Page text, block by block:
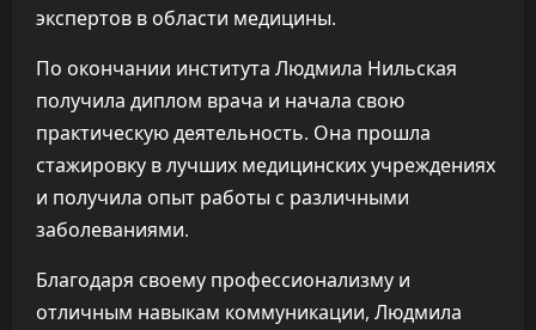
экспертов в области медицины.
По окончании института Людмила Нильская
получила диплом врача и начала свою
практическую деятельность. Она прошла
стажировку в лучших медицинских учреждениях
и получила опыт работы с различными
заболеваниями.
Благодаря своему профессионализму и
отличным навыкам коммуникации, Людмила